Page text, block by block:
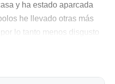
y ha estado aparcada
he llevado otras más
lo tanto menos disgusto
ni siquiera le he puesto el
de fábrica si él).